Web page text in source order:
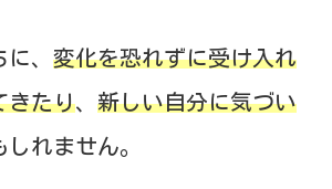
、 変化を恐れずに受け入れ
きたり、 新しい自分に気づい
れません。